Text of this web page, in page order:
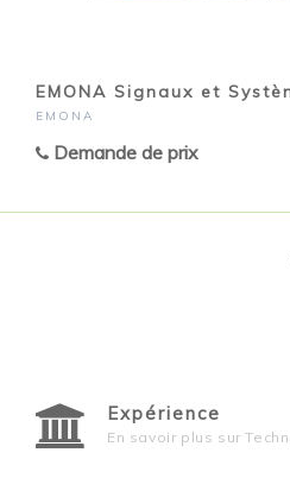
EMONA Signaux et
EMONA
Demande de prix
Expérience
En savoir plus sur